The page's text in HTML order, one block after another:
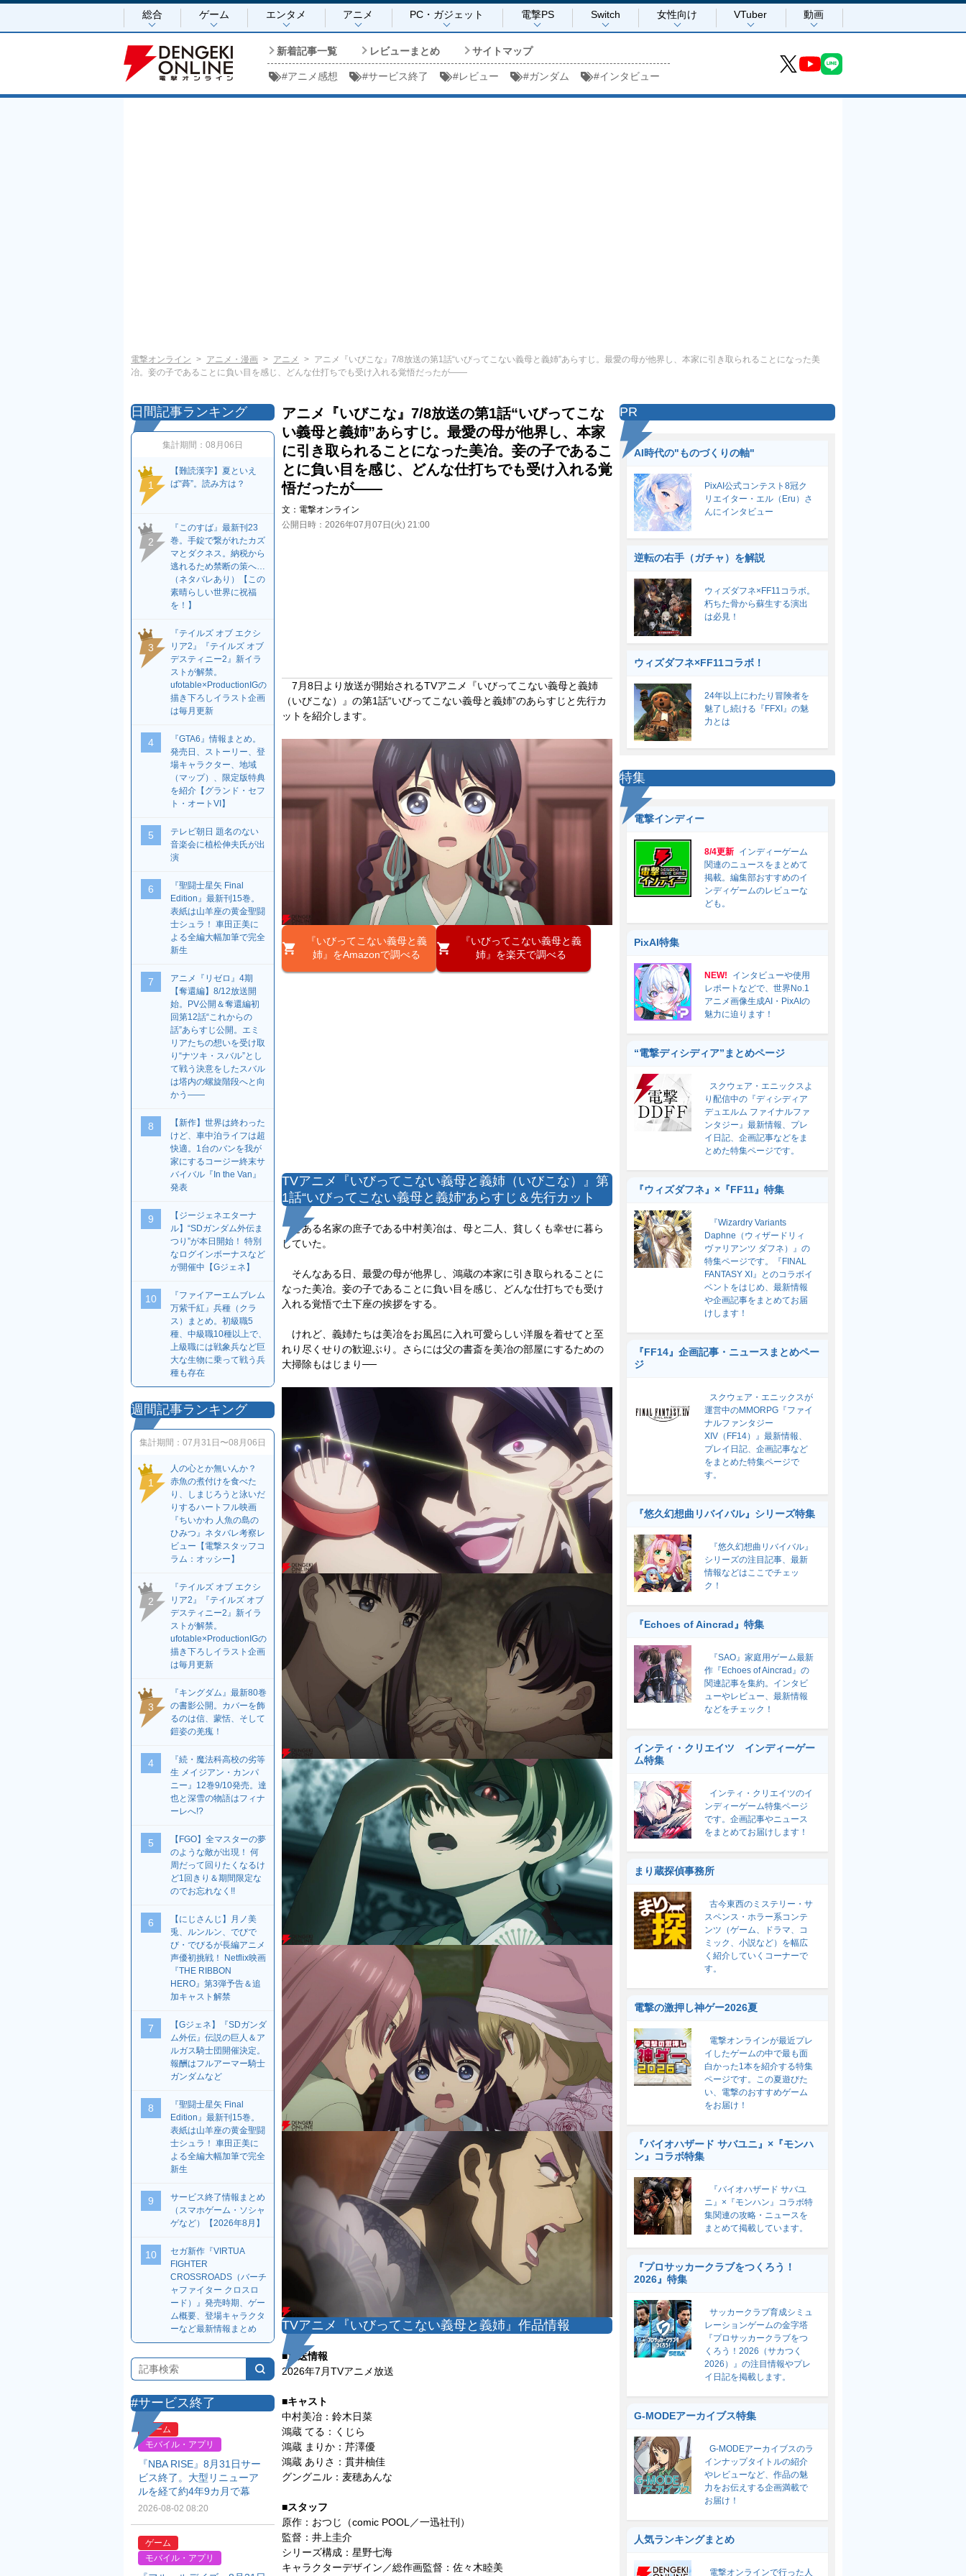
総合 ゲーム エンタメ アニメ PC・ガジェット 電撃PS Switch 女性向け VTuber 動画
新着記事一覧 レビューまとめ サイトマップ
#アニメ感想 #サービス終了 #レビュー #ガンダム #インタビュー
電撃オンライン アニメ・漫画 アニメ
アニメ『いびこな』7/8放送の第1話“いびってこない義母と義姉”あらすじ。最愛の母が他界し、本家に引き取られることになった美
冶。妾の子であることに負い目を感じ、どんな仕打ちでも受け入れる覚悟だったが――
アニメ『いびこな』7/8放送の第1話“いびってこな
い義母と義姉”あらすじ。最愛の母が他界し、本家
に引き取られることになった美冶。妾の子であるこ
とに負い目を感じ、どんな仕打ちでも受け入れる覚
悟だったが――
文： 電撃オンライン
公開日時： 2026年07月07日(火) 21:00
7月8日より放送が開始されるTVアニメ『いびってこない義母と義姉
（いびこな）』の第1話“いびってこない義母と義姉”のあらすじと先行カ
ットを紹介します。
『いびってこない義母と義
姉』をAmazonで調べる
『いびってこない義母と義
姉』を楽天で調べる
TVアニメ『いびってこない義母と義姉（いびこな）』第
1話“いびってこない義母と義姉”あらすじ＆先行カット
とある名家の庶子である中村美冶は、母と二人、貧しくも幸せに暮ら
していた。
そんなある日、最愛の母が他界し、鴻蔵の本家に引き取られることに
なった美冶。妾の子であることに負い目を感じ、どんな仕打ちでも受け
入れる覚悟で土下座の挨拶をする。
けれど、義姉たちは美冶をお風呂に入れ可愛らしい洋服を着せてと至
れり尽くせりの歓迎ぶり。さらには父の書斎を美冶の部屋にするための
大掃除もはじまり──
TVアニメ『いびってこない義母と義姉』作品情報
■放送情報
2026年7月TVアニメ放送
■キャスト
中村美冶：鈴木日菜
鴻蔵 てる：くじら
鴻蔵 まりか：芹澤優
鴻蔵 ありさ：貫井柚佳
グングニル：麦穂あんな
■スタッフ
原作：おつじ（comic POOL／一迅社刊）
監督：井上圭介
シリーズ構成：星野七海
キャラクターデザイン／総作画監督：佐々木睦美
日間記事ランキング
集計期間： 08月06日
1
【難読漢字】夏といえ
ば“蕣”。読み方は？
2
『このすば』最新刊23
巻。手錠で繋がれたカズ
マとダクネス。納税から
逃れるため禁断の策へ…
（ネタバレあり）【この
素晴らしい世界に祝福
を！】
3
『テイルズ オブ エクシ
リア2』『テイルズ オブ
デスティニー2』新イラ
ストが解禁。
ufotable×ProductionIGの
描き下ろしイラスト企画
は毎月更新
4
『GTA6』情報まとめ。
発売日、ストーリー、登
場キャラクター、地域
（マップ）、限定版特典
を紹介【グランド・セフ
ト・オートVI】
5
テレビ朝日 題名のない
音楽会に植松伸夫氏が出
演
6
『聖闘士星矢 Final
Edition』最新刊15巻。
表紙は山羊座の黄金聖闘
士シュラ！ 車田正美に
よる全編大幅加筆で完全
新生
7
アニメ『リゼロ』4期
【奪還編】8/12放送開
始。PV公開＆奪還編初
回第12話“これからの
話”あらすじ公開。エミ
リアたちの想いを受け取
り“ナツキ・スバル”とし
て戦う決意をしたスバル
は塔内の螺旋階段へと向
かう――
8
【新作】世界は終わった
けど、車中泊ライフは超
快適。1台のバンを我が
家にするコージー終末サ
バイバル『In the Van』
発表
9
【ジージェネエターナ
ル】“SDガンダム外伝ま
つり”が本日開始！ 特別
なログインボーナスなど
が開催中【Gジェネ】
10
『ファイアーエムブレム
万紫千紅』兵種（クラ
ス）まとめ。初級職5
種、中級職10種以上で、
上級職には戦象兵など巨
大な生物に乗って戦う兵
種も存在
週間記事ランキング
集計期間： 07月31日〜08月06日
1
人の心とか無いんか？
赤魚の煮付けを食べた
り、しまじろうと泳いだ
りするハートフル映画
『ちいかわ 人魚の島の
ひみつ』ネタバレ考察レ
ビュー【電撃スタッフコ
ラム：オッシー】
2
『テイルズ オブ エクシ
リア2』『テイルズ オブ
デスティニー2』新イラ
ストが解禁。
ufotable×ProductionIGの
描き下ろしイラスト企画
は毎月更新
3
『キングダム』最新80巻
の書影公開。カバーを飾
るのは信、蒙恬、そして
鎧姿の羌瘣！
4
『続・魔法科高校の劣等
生 メイジアン・カンパ
ニー』12巻9/10発売。達
也と深雪の物語はフィナ
ーレへ!?
5
【FGO】全マスターの夢
のような敵が出現！ 何
周だって回りたくなるけ
ど1回きり＆期間限定な
のでお忘れなく!!
6
【にじさんじ】月ノ美
兎、ルンルン、でびで
び・でびるが長編アニメ
声優初挑戦！ Netflix映画
『THE RIBBON
HERO』第3弾予告＆追
加キャスト解禁
7
【Gジェネ】『SDガンダ
ム外伝』伝説の巨人＆ア
ルガス騎士団開催決定。
報酬はフルアーマー騎士
ガンダムなど
8
『聖闘士星矢 Final
Edition』最新刊15巻。
表紙は山羊座の黄金聖闘
士シュラ！ 車田正美に
よる全編大幅加筆で完全
新生
9
サービス終了情報まとめ
（スマホゲーム・ソシャ
ゲなど）【2026年8月】
10
セガ新作『VIRTUA
FIGHTER
CROSSROADS（バーチ
ャファイター クロスロ
ード）』発売時期、ゲー
ム概要、登場キャラクタ
ーなど最新情報まとめ
#サービス終了
ゲーム
モバイル・アプリ
『NBA RISE』8月31日サー
ビス終了。大型リニューア
ルを経て約4年9カ月で幕
2026-08-02 08:20
ゲーム
モバイル・アプリ
PR
AI時代の"ものづくりの軸"
PixAI公式コンテスト8冠ク
リエイター・エル（Eru）さ
んにインタビュー
逆転の右手（ガチャ）を解説
ウィズダフネ×FF11コラボ。
朽ちた骨から蘇生する演出
は必見！
ウィズダフネ×FF11コラボ！
24年以上にわたり冒険者を
魅了し続ける『FFXI』の魅
力とは
特集
電撃インディー
8/4更新 インディーゲーム
関連のニュースをまとめて
掲載。編集部おすすめのイ
ンディゲームのレビューな
ども。
PixAI特集
NEW!
インタビューや使用
レポートなどで、世界No.1
アニメ画像生成AI・PixAIの
魅力に迫ります！
“電撃ディシディア”まとめページ
スクウェア・エニックスよ
り配信中の『ディシディア
デュエルム ファイナルファ
ンタジー』最新情報、プレ
イ日記、企画記事などをま
とめた特集ページです。
『ウィズダフネ』×『FF11』特集
『Wizardry Variants
Daphne（ウィザードリィ
ヴァリアンツ ダフネ）』の
特集ページです。『FINAL
FANTASY XI』とのコラボイ
ベントをはじめ、最新情報
や企画記事をまとめてお届
けします！
『FF14』企画記事・ニュースまとめペー
ジ
スクウェア・エニックスが
運営中のMMORPG『ファイ
ナルファンタジー
XIV（FF14）』最新情報、
プレイ日記、企画記事など
をまとめた特集ページで
す。
『悠久幻想曲リバイバル』シリーズ特集
『悠久幻想曲リバイバル』
シリーズの注目記事、最新
情報などはここでチェッ
ク！
『Echoes of Aincrad』特集
『SAO』家庭用ゲーム最新
作『Echoes of Aincrad』の
関連記事を集約。インタビ
ューやレビュー、最新情報
などをチェック！
インティ・クリエイツ インディーゲー
ム特集
インティ・クリエイツのイ
ンディーゲーム特集ページ
です。企画記事やニュース
をまとめてお届けします！
まり蔵探偵事務所
古今東西のミステリー・サ
スペンス・ホラー系コンテ
ンツ（ゲーム、ドラマ、コ
ミック、小説など）を幅広
く紹介していくコーナーで
す。
電撃の激押し神ゲー2026夏
電撃オンラインが最近プレ
イしたゲームの中で最も面
白かった1本を紹介する特集
ページです。この夏遊びた
い、電撃のおすすめゲーム
をお届け！
『バイオハザード サバユニ』×『モンハ
ン』コラボ特集
『バイオハザード サバユ
ニ』×『モンハン』コラボ特
集関連の攻略・ニュースを
まとめて掲載しています。
『プロサッカークラブをつくろう！
2026』特集
サッカークラブ育成シミュ
レーションゲームの金字塔
『プロサッカークラブをつ
くろう！2026（サカつく
2026）』の注目情報やプレ
イ日記を掲載します。
G-MODEアーカイブス特集
G-MODEアーカイブスのラ
インナップタイトルの紹介
やレビューなど、作品の魅
力をお伝えする企画満載で
お届け！
人気ランキングまとめ
電撃オンラインで行った人